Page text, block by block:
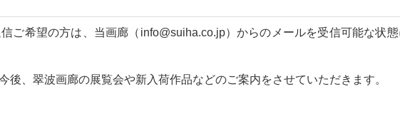
ご希望の方は、当画廊（info@suiha.co.jp）からのメールを受信可能な状
、翠波画廊の展覧会や新入荷作品などのご案内をさせていただきます。